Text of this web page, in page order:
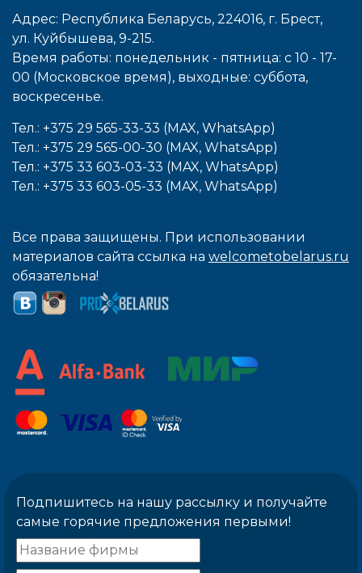
Адрес: Республика Беларусь, 224016, г. Брест,
ул. Куйбышева, 9-215.
Время работы: понедельник - пятница: с 10 - 17-
00 (Московское время), выходные: cуббота,
воcкресенье.
Тел.: +375 29 565-33-33 (MAX, WhatsApp)
Тел.: +375 29 565-00-30 (MAX, WhatsApp)
Тел.: +375 33 603-03-33 (MAX, WhatsApp)
Тел.: +375 33 603-05-33 (MAX, WhatsApp)
Все права защищены. При использовании
материалов сайта ссылка на welcometobelarus.ru
обязательна!
Подпишитесь на нашу рассылку и получайте
самые горячие предложения первыми!